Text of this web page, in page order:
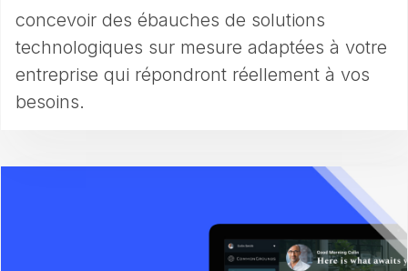
concevoir des ébauches de solutions
technologiques sur mesure adaptées à votre
entreprise qui répondront réellement à vos
besoins.